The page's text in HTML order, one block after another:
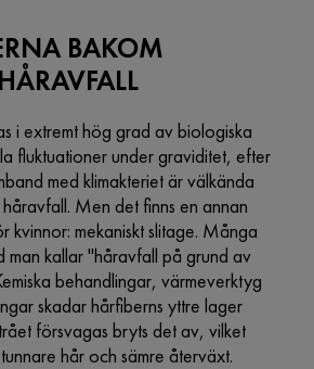
BAKOM
i extremt hög grad av biologiska
fluktuationer under graviditet, efter
med klimakteriet är välkända
Men det finns en annan
kvinnor: mekaniskt slitage. Många
man kallar "håravfall på grund av
behandlingar, värmeverktyg
skadar hårfiberns yttre lager
försvagas bryts det av, vilket
hår och sämre återväxt.